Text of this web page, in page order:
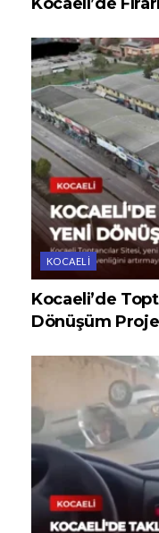
KOCAELI
Kocaeli’de
Dönüşüm